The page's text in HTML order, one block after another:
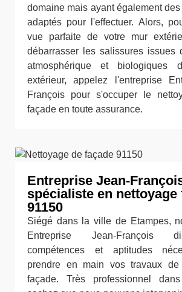
domaine mais ayant également
adaptés pour l'effectuer. Alors,
vue parfaite de votre mur
débarrasser les salissures issues
atmosphérique et biologiques
extérieur, appelez l'entreprise
François pour s'occuper le
façade en toute assurance.
Entreprise Jean-
spécialiste en nettoyage
91150
Siégé dans la ville de Etampes,
Entreprise Jean-François
compétences et aptitudes
prendre en main vos travaux de
façade. Très professionnel